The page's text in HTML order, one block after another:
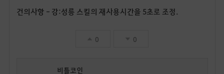
건의사항 - 강:성릉 스킬의 재사용시간을 5초로 조정.
0 0
비틀코인